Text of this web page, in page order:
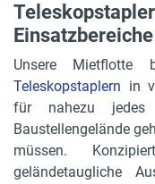
Unsere Mietflotte
Teleskopstaplern in
für nahezu
Baustellengelände
müssen.
geländetaugliche